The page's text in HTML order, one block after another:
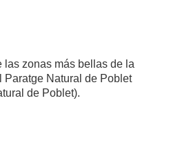
las zonas más bellas de la
Paratge Natural de Poblet
de Poblet).